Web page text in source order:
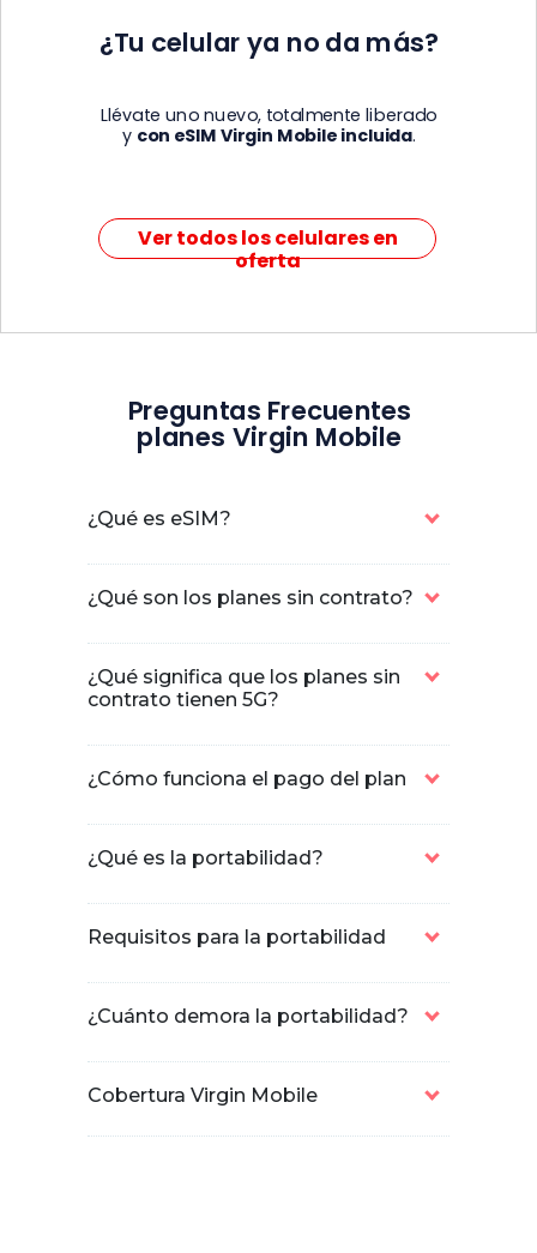
Preguntas Frecuentes
planes Virgin Mobile
¿Qué es eSIM?
¿Qué son los planes sin contrato?
¿Qué significa que los planes sin
contrato tienen 5G?
¿Cómo funciona el pago del plan
¿Qué es la portabilidad?
Requisitos para la portabilidad
¿Cuánto demora la portabilidad?
Cobertura Virgin Mobile
¿Tu celular ya no da más?
Llévate uno nuevo, totalmente liberado
y con eSIM Virgin Mobile incluida.
Ver todos los celulares en
oferta